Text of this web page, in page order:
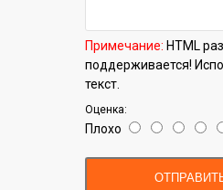
Примечание: HTML
поддерживается!
текст.
Оценка:
Плохо